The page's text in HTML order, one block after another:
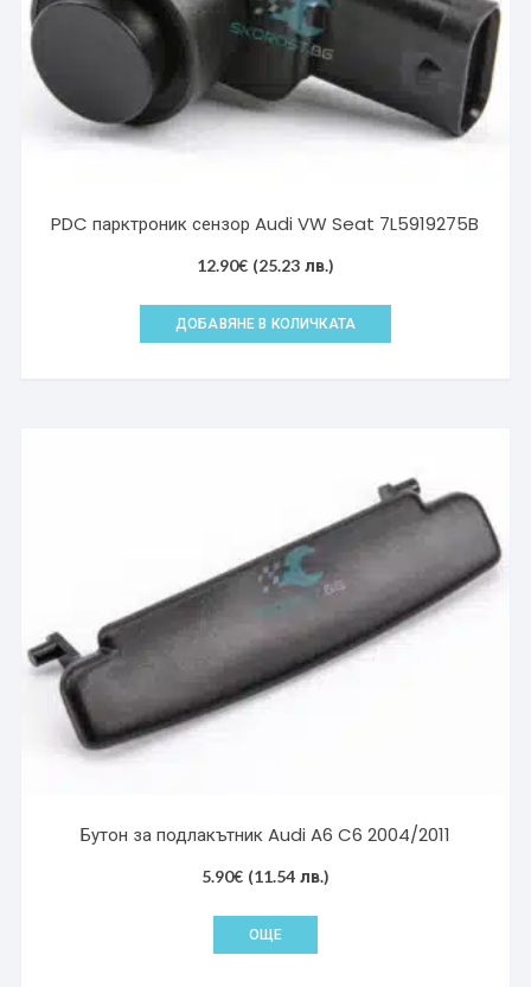
PDC парктроник сензор Audi VW Seat 7L5919275B
12.90€ (25.23 лв.)
ДОБАВЯНЕ В КОЛИЧКАТА
Бутон за подлакътник Audi A6 C6 2004/2011
5.90€ (11.54 лв.)
ОЩЕ